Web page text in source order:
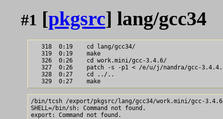
#1 [pkgsrc] lang/gcc34
   318  0:19    cd lang/gcc34/
   319  0:19    make
   326  0:26    cd work.mini/gcc-3.4.6/
327  0:26    patch -s -p1 < /e/u/j/nandra/gcc-
   328  0:27    cd ../..
/bin/tcsh /export/pkgsrc/lang/gcc34/work.mini/gcc-
SHELL=/bin/sh: Command not found.
export: Command not found.